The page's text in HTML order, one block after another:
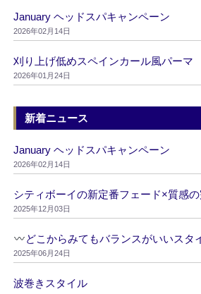
January ヘッドスパキャンペーン
2026年02月14日
刈り上げ低めスペインカール風パーマ
2026年01月24日
新着ニュース
January ヘッドスパキャンペーン
2026年02月14日
シティボーイの新定番フェード×質感
2025年12月03日
どこからみてもバランスがいいスタ
2025年06月24日
波巻きスタイル